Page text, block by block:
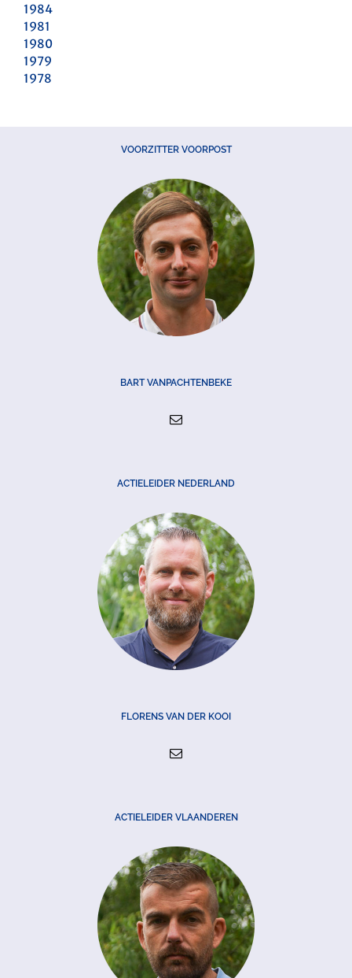
1984
1981
1980
1979
1978
VOORZITTER VOORPOST
BART VANPACHTENBEKE
ACTIELEIDER NEDERLAND
FLORENS VAN DER KOOI
ACTIELEIDER VLAANDEREN